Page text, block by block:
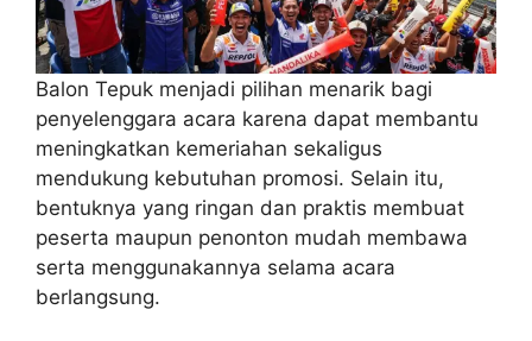
Balon Tepuk menjadi pilihan menarik bagi
penyelenggara acara karena dapat membantu
meningkatkan kemeriahan sekaligus
mendukung kebutuhan promosi. Selain itu,
bentuknya yang ringan dan praktis membuat
peserta maupun penonton mudah membawa
serta menggunakannya selama acara
berlangsung.